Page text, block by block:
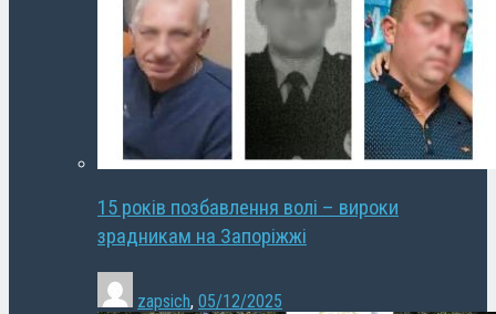
15 років позбавлення волі – вироки
зрадникам на Запоріжжі
zapsich, 05/12/2025